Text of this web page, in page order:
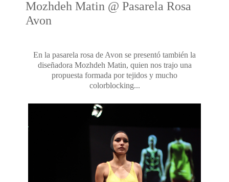
Mozhdeh Matin @ Pasarela Rosa
Avon
En la pasarela rosa de Avon se presentó también la
diseñadora Mozhdeh Matin, quien nos trajo una
propuesta formada por tejidos y mucho
colorblocking...